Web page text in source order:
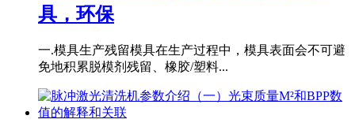
具，环保
一.模具生产残留模具在生产过程中，模具表面会不可避
免地积累脱模剂残留、橡胶/塑料...